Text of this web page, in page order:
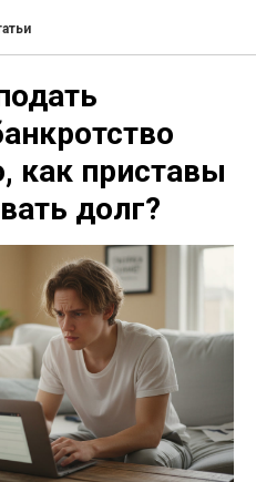
как приставы
долг?